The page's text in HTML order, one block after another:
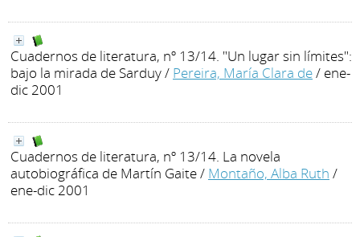
Cuadernos de literatura, nº 13/14. "Un lugar sin límites":
bajo la mirada de Sarduy/ Pereira, María Clara de/ ene-
dic 2001
Cuadernos de literatura, nº 13/14. La novela
autobiográfica de Martín Gaite/ Montaño, Alba Ruth /
ene-dic 2001